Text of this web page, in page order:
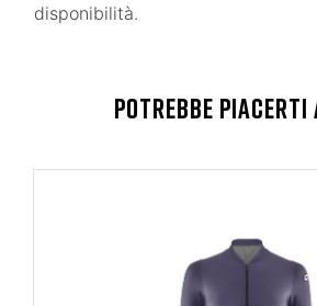
disponibilità.
POTREBBE PIACERTI